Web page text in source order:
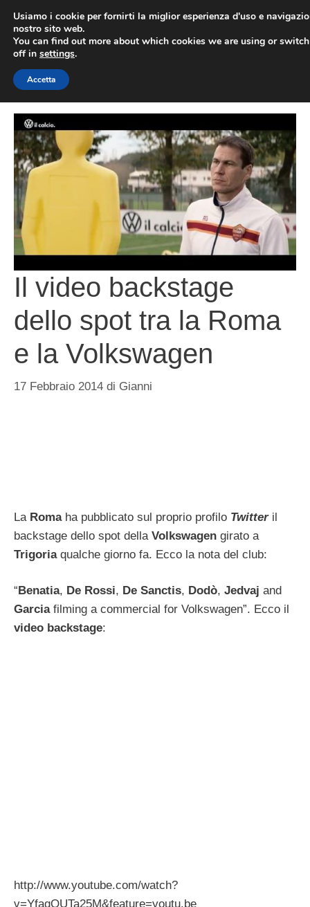
contenuto
Il video backstage
dello spot tra la Roma
e la Volkswagen
17 Febbraio 2014 di Gianni
La Romaha pubblicato sul proprio profilo Twitter il
backstage dello spot della Volkswagen girato a
Trigoriaqualche giorno fa. Ecco la nota del club:
“Benatia, De Rossi, De Sanctis, Dodò, Jedvaj and
Garciafilming a commercial for Volkswagen”. Ecco il
video backstage:
http://www.youtube.com/watch?
v=YfaqQUTa25M&feature=youtu.be
Usiamo i cookie per fornirti la miglior esperienza d'uso e
nostro sito web.
You can find out more about which cookies we are using or
off in settings.
Accetta